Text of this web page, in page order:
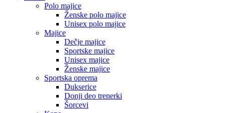
Polo majice
Ženske polo majice
Unisex polo majice
Majice
Dečje majice
Sportske majice
Unisex majice
Ženske majice
Sportska oprema
Dukserice
Donji deo trenerki
Šorcevi